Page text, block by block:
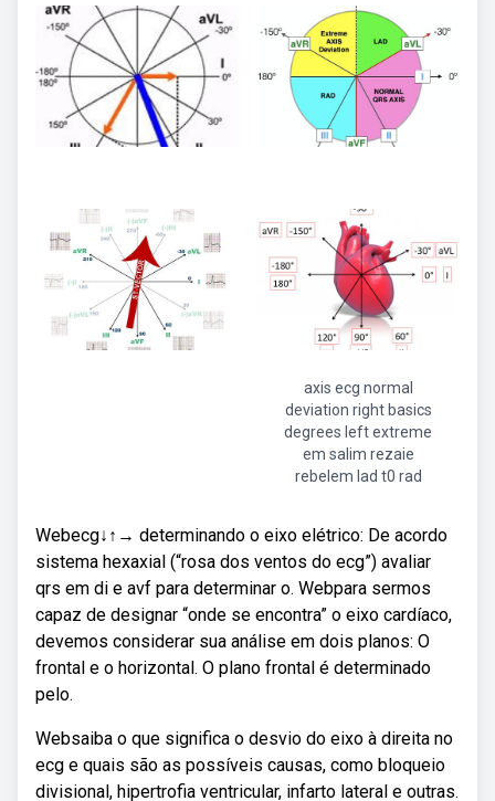
axis ecg normal
deviation right basics
degrees left extreme
em salim rezaie
rebelem lad t0 rad
Webecg↓↑→ determinando o eixo elétrico: De acordo
sistema hexaxial (“rosa dos ventos do ecg”) avaliar
qrs em di e avf para determinar o. Webpara sermos
capaz de designar “onde se encontra” o eixo cardíaco,
devemos considerar sua análise em dois planos: O
frontal e o horizontal. O plano frontal é determinado
pelo.
Websaiba o que significa o desvio do eixo à direita no
ecg e quais são as possíveis causas, como bloqueio
divisional, hipertrofia ventricular, infarto lateral e outras.